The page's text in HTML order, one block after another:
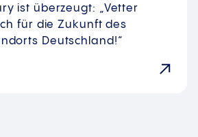
ist überzeugt: „Vetter
für die Zukunft des
Deutschland!“